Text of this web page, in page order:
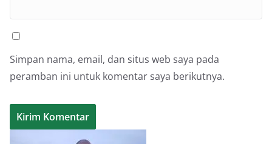
Simpan nama, email, dan situs web saya pada
peramban ini untuk komentar saya berikutnya.